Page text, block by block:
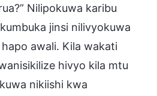
Nilipokuwa karibu
jinsi nilivyokuwa
awali. Kila wakati
hivyo kila mtu
nikiishi kwa